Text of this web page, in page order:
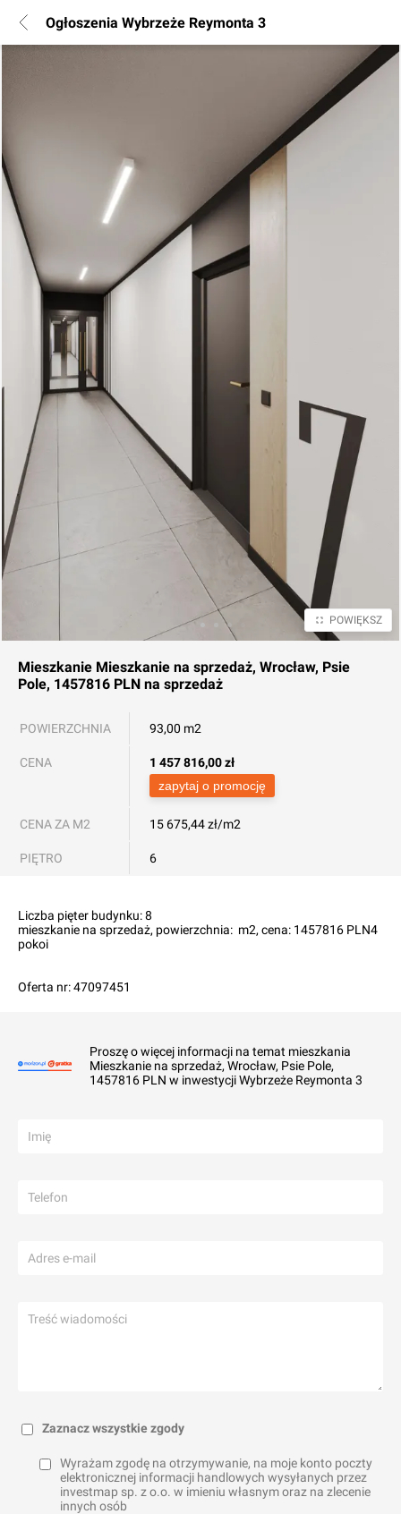
Ogłoszenia Wybrzeże Reymonta 3
POWIĘKSZ
Mieszkanie Mieszkanie na sprzedaż, Wrocław, Psie
Pole, 1457816 PLN na sprzedaż
POWIERZCHNIA 93,00 m2
CENA 1 457 816,00zł
zapytaj o promocję
CENA ZA M2 15 675,44 zł/m2
PIĘTRO 6
Liczba pięter budynku: 8
mieszkanie na sprzedaż, powierzchnia:  m2, cena: 1457816 PLN4
pokoi
Oferta nr: 47097451
Proszę o więcej informacji na temat mieszkania
Mieszkanie na sprzedaż, Wrocław, Psie Pole,
1457816 PLN w inwestycji Wybrzeże Reymonta 3
Zaznacz wszystkie zgody
Wyrażam zgodę na otrzymywanie, na moje konto poczty
elektronicznej informacji handlowych wysyłanych przez
investmap sp. z o.o. w imieniu własnym oraz na zlecenie
innych osób